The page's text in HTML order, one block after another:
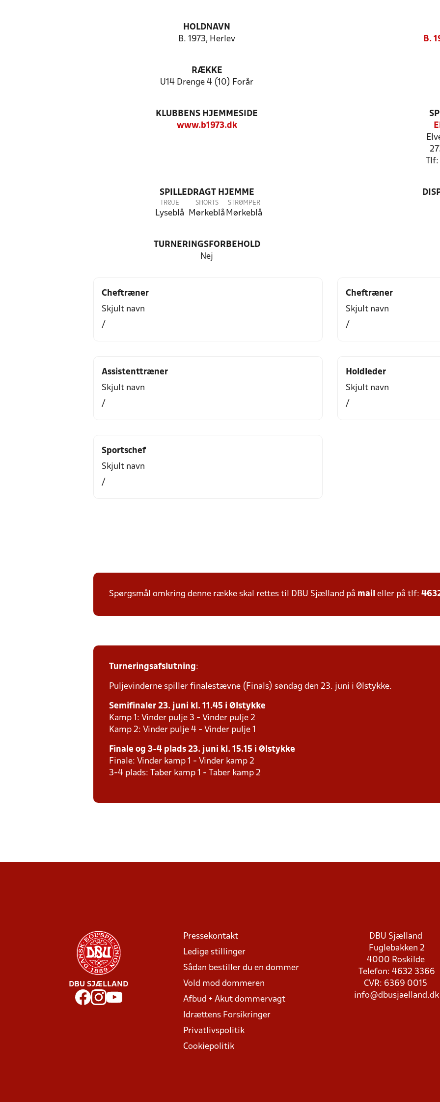
HOLDNAVN
B. 1973, Herlev
B.
RÆKKE
U14 Drenge 4 (10) Forår
KLUBBENS HJEMMESIDE
www.b1973.dk
SPILLEDRAGT HJEMME
TRØJE
Lyseblå
SHORTS
Mørkeblå
STRØMPER
Mørkeblå
TURNERINGSFORBEHOLD
Nej
Cheftræner
Skjult navn
/
Cheftræner
Skjult navn
/
Assistenttræner
Skjult navn
/
Holdleder
Skjult navn
/
Sportschef
Skjult navn
/
Spørgsmål omkring denne række skal rettes til DBU Sjælland på mail eller på tlf:
Turneringsafslutning:
Puljevinderne spiller finalestævne (Finals) søndag den 23. juni i Ølstykke.
Semifinaler 23. juni kl. 11.45 i Ølstykke
Kamp 1: Vinder pulje 3 - Vinder pulje 2
Kamp 2: Vinder pulje 4 - Vinder pulje 1
Finale og 3-4 plads 23. juni kl. 15.15 i Ølstykke
Finale: Vinder kamp 1 - Vinder kamp 2
3-4 plads: Taber kamp 1 - Taber kamp 2
DBU SJÆLLAND
Pressekontakt
Ledige stillinger
Sådan bestiller du en dommer
Vold mod dommeren
Afbud + Akut dommervagt
Idrættens Forsikringer
Privatlivspolitik
Cookiepolitik
DBU Sjælland
Fuglebakken 2
4000 Roskilde
Telefon: 4632 3366
CVR: 6369 0015
info@dbusjaelland.dk